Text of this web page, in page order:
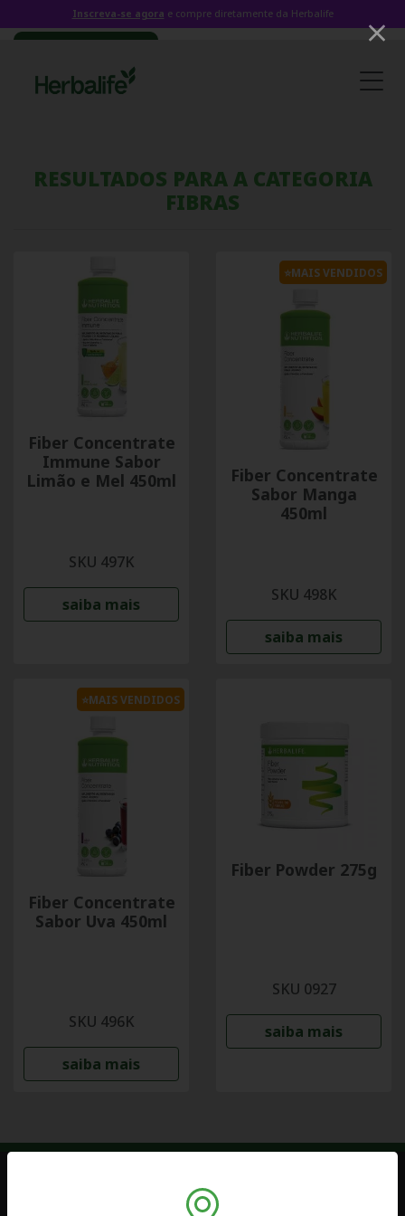
Inscreva-se agora e compre diretamente da Herbalife
RESULTADOS PARA A CATEGORIA
FIBRAS
Fiber Concentrate
Immune Sabor
Limão e Mel 450ml
SKU 497K
saiba mais
⭐MAIS VENDIDOS
Fiber Concentrate
Sabor Manga
450ml
SKU 498K
saiba mais
⭐MAIS VENDIDOS
Fiber Concentrate
Sabor Uva 450ml
SKU 496K
saiba mais
Fiber Powder 275g
SKU 0927
saiba mais
Na Herbalife, o nosso compromisso é fazer os melhores produtos